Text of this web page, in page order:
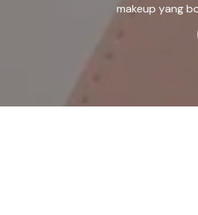
makeup yang